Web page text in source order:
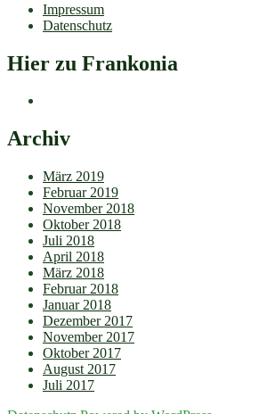
Impressum
Datenschutz
Hier zu Frankonia
Archiv
März 2019
Februar 2019
November 2018
Oktober 2018
Juli 2018
April 2018
März 2018
Februar 2018
Januar 2018
Dezember 2017
November 2017
Oktober 2017
August 2017
Juli 2017